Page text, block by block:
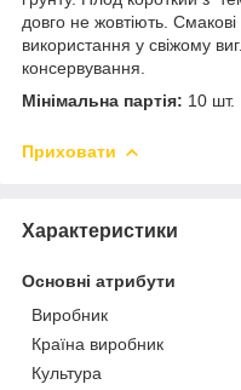
довго не жовтіють. Смакові
використання у свіжому
консервування.
Мінімальна партія: 10 шт.
Приховати
Характеристики
Основні атрибути
Виробник
Країна виробник
Культура